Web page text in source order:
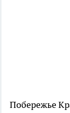
Побережье